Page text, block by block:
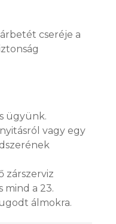
cseréje a
ügyünk.
vagy egy
zárszerviz
mind a 23.
álmokra.